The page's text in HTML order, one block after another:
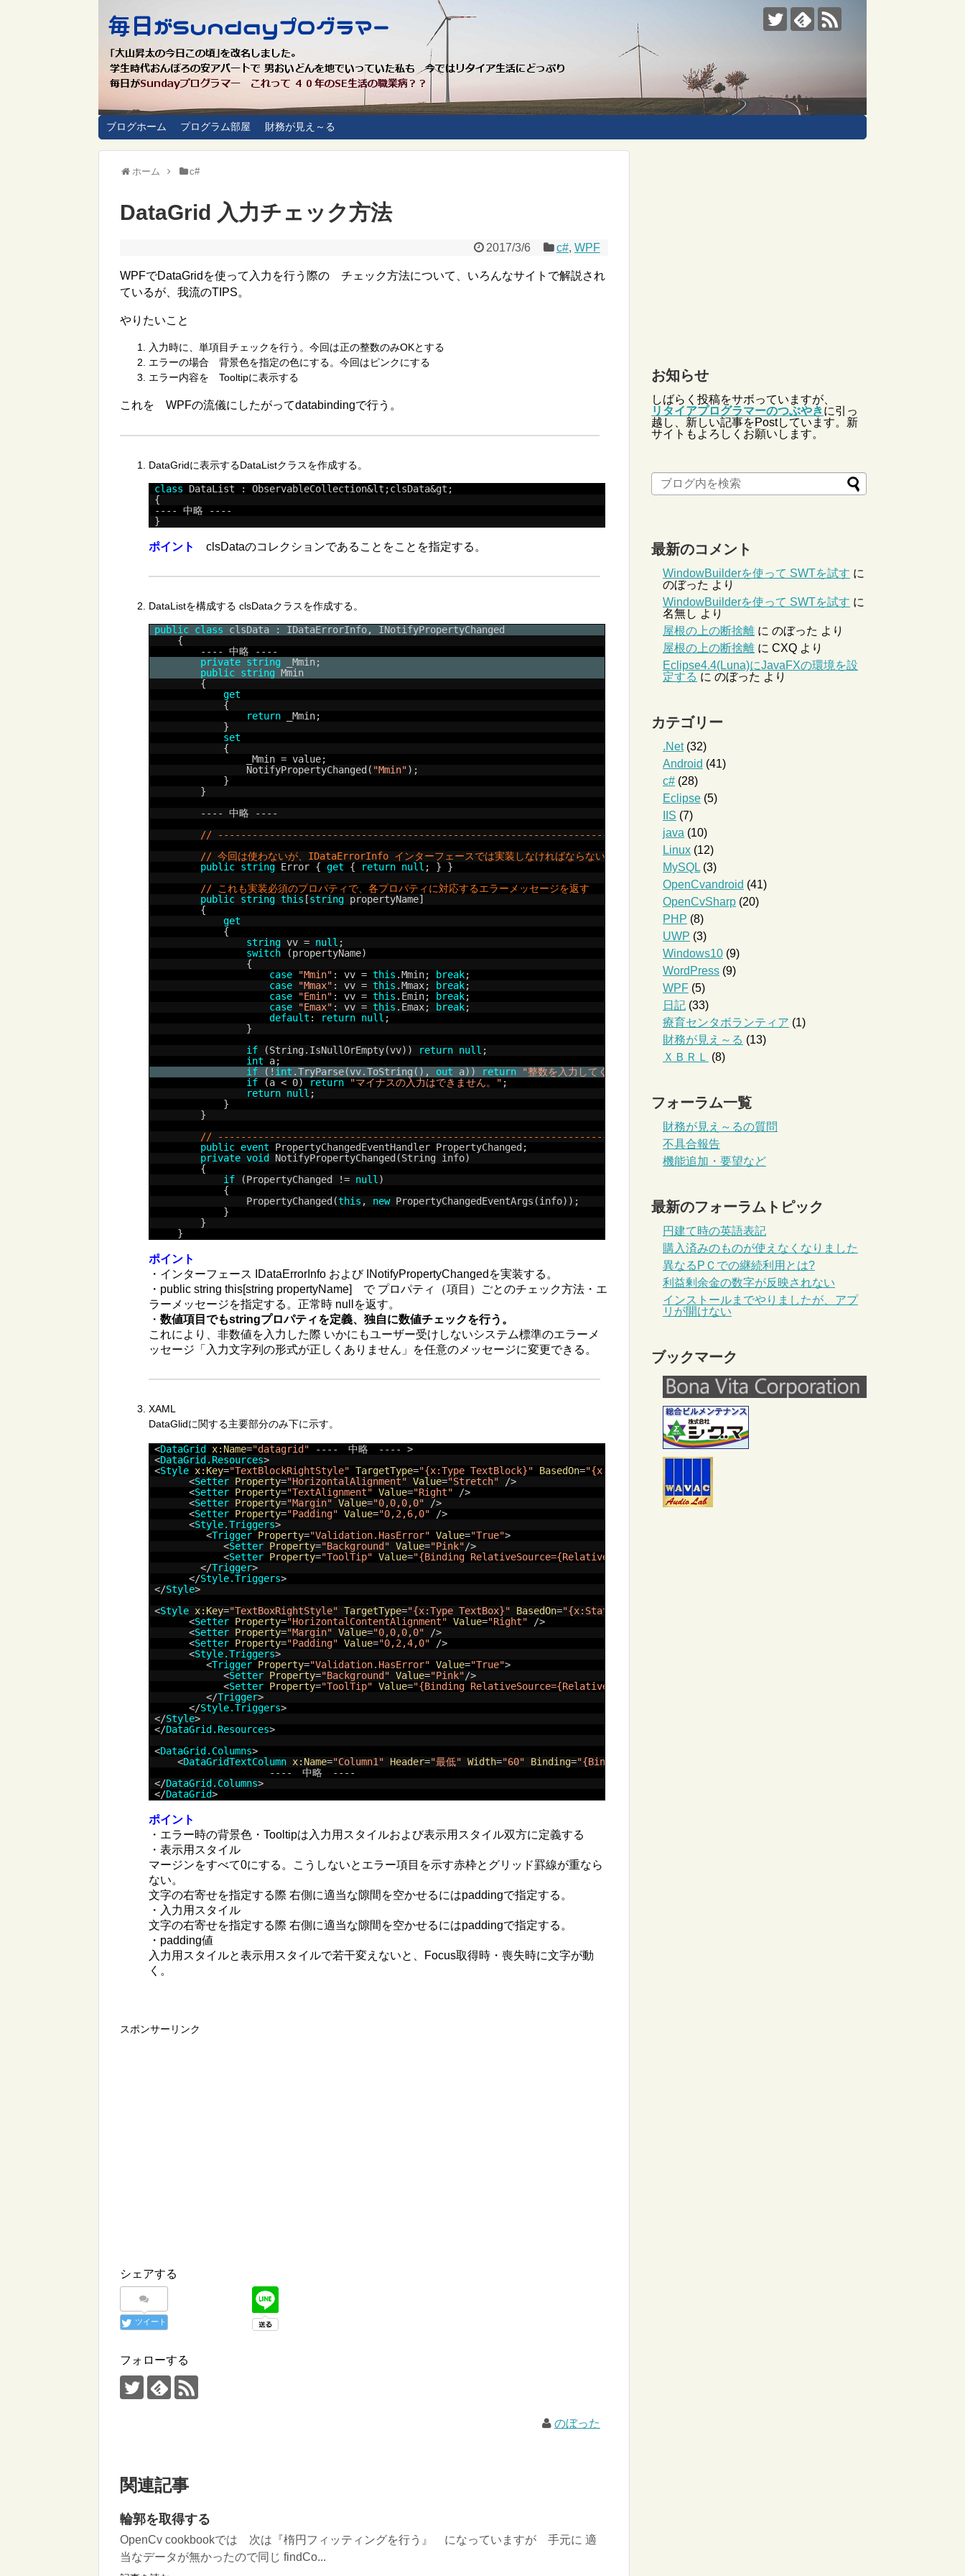
ブログホーム プログラム部屋 財務が見え～る
ホーム c#
DataGrid 入力チェック方法
2017/3/6 c#, WPF
WPFでDataGridを使って入力を行う際の チェック方法について、いろんなサイトで解説され
ているが、我流のTIPS。
やりたいこと
入力時に、単項目チェックを行う。今回は正の整数のみOKとする
エラーの場合 背景色を指定の色にする。今回はピンクにする
エラー内容を Tooltipに表示する
これを WPFの流儀にしたがってdatabindingで行う。
DataGridに表示するDataListクラスを作成する。
class
DataList : ObservableCollection&lt;clsData&gt;
{
---- 中略 ----
}
ポイント clsDataのコレクションであることをことを指定する。
DataListを構成する clsDataクラスを作成する。
public class
clsData : IDataErrorInfo, INotifyPropertyChanged
{
---- 中略 ----
private string
_Mmin;
public string Mmin
{
get
{
return
_Mmin;
}
set
{
_Mmin = value;
NotifyPropertyChanged( "Mmin");
}
}
---- 中略 ----
// -------------------------------------------------------------------------------------------------------------------
// 今回は使わないが、IDataErrorInfo インターフェースでは実装しなければならない
public string Error { get { return null ; } }
// これも実装必須のプロパティで、各プロパティに対応するエラーメッセージを返す
public string this [string propertyName]
{
get
{
string vv = null ;
switch
(propertyName)
{
case
"Mmin" : vv = this .Mmin; break;
case
"Mmax" : vv = this .Mmax; break;
case
"Emin" : vv = this .Emin; break;
case
"Emax" : vv = this .Emax; break;
default : return null ;
}
if
(String.IsNullOrEmpty(vv)) return null ;
int
a;
if
(! int .TryParse(vv.ToString(), out a)) return "整数を入力してください"
if
(a < 0) return "マイナスの入力はできません。" ;
return null ;
}
}
// -------------------------------------------------------------------------------------------------------------------
public event
PropertyChangedEventHandler PropertyChanged;
private void
NotifyPropertyChanged(String info)
{
if
(PropertyChanged != null )
{
PropertyChanged(this , new PropertyChangedEventArgs(info));
}
}
}
ポイント
・インターフェース IDataErrorInfo および INotifyPropertyChangedを実装する。
・public string this[string propertyName] で プロパティ（項目）ごとのチェック方法・エ
ラーメッセージを指定する。正常時 nullを返す。
・ 数値項目でもstringプロパティを定義、独自に数値チェックを行う。
これにより、非数値を入力した際 いかにもユーザー受けしないシステム標準のエラーメ
ッセージ「入力文字列の形式が正しくありません」を任意のメッセージに変更できる。
XAML
DataGlidに関する主要部分のみ下に示す。
<DataGrid x:Name="datagrid"
----　中略　---- >
<DataGrid.Resources>
<Style x:Key="TextBlockRightStyle" TargetType="{x:Type TextBlock}" BasedOn="{x:Static　DataGridTextColumn.DefaultElementStyle}"
<Setter Property="HorizontalAlignment" Value="Stretch"
/>
<Setter Property="TextAlignment" Value="Right"
/>
<Setter Property="Margin" Value="0,0,0,0"
/>
<Setter Property="Padding" Value="0,2,6,0"
/>
<Style.Triggers>
<Trigger Property="Validation.HasError" Value="True">
<Setter Property="Background" Value="Pink"/>
<Setter Property="ToolTip" Value="{Binding RelativeSource={RelativeSource Self}, Path=(Validation.Errors)[0].ErrorContent}"
</Trigger>
</Style.Triggers>
</Style>
<Style x:Key="TextBoxRightStyle" TargetType="{x:Type TextBox}" BasedOn="{x:Static DataGridTextColumn.DefaultEditingElementStyle}"
<Setter Property="HorizontalContentAlignment" Value="Right"
/>
<Setter Property="Margin" Value="0,0,0,0"
/>
<Setter Property="Padding" Value="0,2,4,0"
/>
<Style.Triggers>
<Trigger Property="Validation.HasError" Value="True">
<Setter Property="Background" Value="Pink"/>
<Setter Property="ToolTip" Value="{Binding RelativeSource={RelativeSource Self}, Path=(Validation.Errors)[0].ErrorContent}"
</Trigger>
</Style.Triggers>
</Style>
</DataGrid.Resources>
<DataGrid.Columns>
<DataGridTextColumn x:Name="Column1" Header="最低" Width="60" Binding="{Binding Mmin, ValidatesOnExceptions=True,
----　中略　----
</DataGrid.Columns>
</DataGrid>
ポイント
・エラー時の背景色・Tooltipは入力用スタイルおよび表示用スタイル双方に定義する
・表示用スタイル
マージンをすべて0にする。こうしないとエラー項目を示す赤枠とグリッド罫線が重なら
ない。
文字の右寄せを指定する際 右側に適当な隙間を空かせるにはpaddingで指定する。
・入力用スタイル
文字の右寄せを指定する際 右側に適当な隙間を空かせるにはpaddingで指定する。
・padding値
入力用スタイルと表示用スタイルで若干変えないと、Focus取得時・喪失時に文字が動
く。
スポンサーリンク
シェアする
ツイート
フォローする
のぼった
関連記事
輪郭を取得する
OpenCv cookbookでは 次は『楕円フィッティングを行う』 になっていますが 手元に 適
当なデータが無かったので同じ findCo...
お知らせ
しばらく投稿をサボっていますが、
リタイアプログラマーのつぶやきに引っ
越し、新しい記事をPostしています。新
サイトもよろしくお願いします。
最新のコメント
WindowBuilderを使って SWTを試す に
のぼった より
WindowBuilderを使って SWTを試す に
名無し より
屋根の上の断捨離 に のぼった より
屋根の上の断捨離 に CXQ より
Eclipse4.4(Luna)にJavaFXの環境を設
定する に のぼった より
カテゴリー
.Net(32)
Android (41)
c# (28)
Eclipse (5)
IIS (7)
java (10)
Linux (12)
MySQL (3)
OpenCvandroid (41)
OpenCvSharp (20)
PHP (8)
UWP (3)
Windows10 (9)
WordPress (9)
WPF (5)
日記 (33)
療育センタボランティア (1)
財務が見え～る (13)
ＸＢＲＬ (8)
フォーラム一覧
財務が見え～るの質問
不具合報告
機能追加・要望など
最新のフォーラムトピック
円建て時の英語表記
購入済みのものが使えなくなりました
異なるPＣでの継続利用とは?
利益剰余金の数字が反映されない
インストールまでやりましたが、アプ
リが開けない
ブックマーク